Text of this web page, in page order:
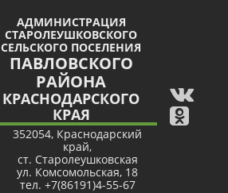
АДМИНИСТРАЦИЯ
СТАРОЛЕУШКОВСКОГО
СЕЛЬСКОГО ПОСЕЛЕНИЯ
ПАВЛОВСКОГО
РАЙОНА
КРАСНОДАРСКОГО
КРАЯ
352054, Краснодарский
край,
ст. Старолеушковская
ул. Комсомольская, 18
тел. +7(86191)4-55-67